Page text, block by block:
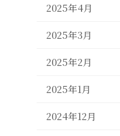
2025年4月
2025年3月
2025年2月
2025年1月
2024年12月